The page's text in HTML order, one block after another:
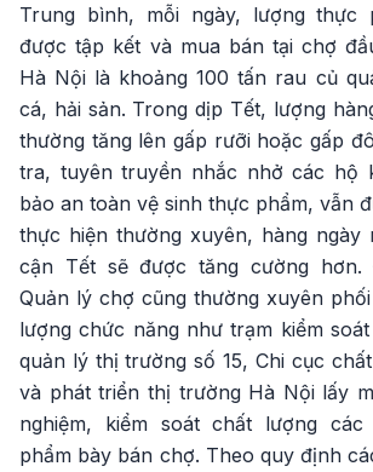
Trung bình, mỗi ngày, lượng thực
được tập kết và mua bán tại chợ
Hà Nội là khoảng 100 tấn rau củ
cá, hải sản. Trong dịp Tết, lượng
thường tăng lên gấp rưỡi hoặc gấp
tra, tuyên truyền nhắc nhở các hộ
bảo an toàn vệ sinh thực phẩm, vẫn
thực hiện thường xuyên, hàng ngày
cận Tết sẽ được tăng cường hơn.
Quản lý chợ cũng thường xuyên
lượng chức năng như trạm kiểm
quản lý thị trường số 15, Chi cục
và phát triển thị trường Hà Nội lấy
nghiệm, kiểm soát chất lượng
phẩm bày bán chợ. Theo quy định